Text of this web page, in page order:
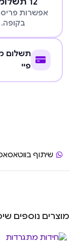
אפשרות
בקופה.
תשלום
פיי
שיתוף
מוצרים נוספים